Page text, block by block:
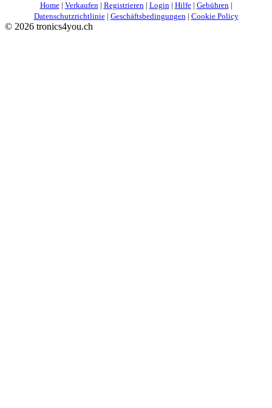
Home| Verkaufen| Registrieren| Login| Hilfe| Gebühren|
Datenschutzrichtlinie| Geschäftsbedingungen| Cookie Policy
© 2026 tronics4you.ch